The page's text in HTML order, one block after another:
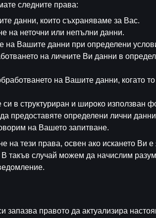
следните права:
данни, които съхраняваме за Вас.
на неточни или непълни данни.
на Вашите данни при определени
на личните Ви данни в
на Вашите данни, когато
в структуриран и широко използван
предоставяте определени лични
на Вашето запитване.
на тези права, освен ако искането Ви е
такъв случай можем да начислим
запазва правото да актуализира